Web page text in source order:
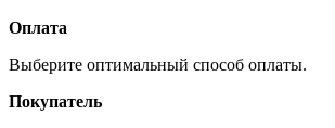
Оплата
Выберите оптимальный способ оплаты.
Покупатель